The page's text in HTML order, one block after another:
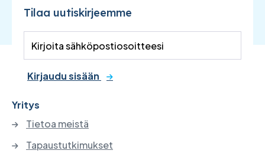
Tilaa uutiskirjeemme
Kirjaudu sisään
Yritys
Tietoa meistä
Tapaustutkimukset